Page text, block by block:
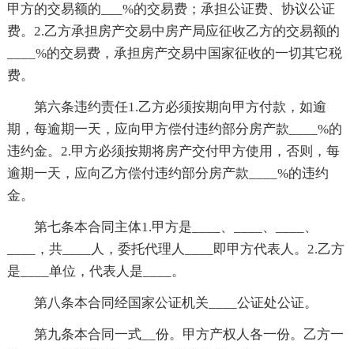
甲方的交易额的___%的交易费；承担公证费、协议公证
费。2.乙方承担房产交易中房产局应征收乙方的交易额的
____%的交易费，承担房产交易中国家征收的一切其它税
费。
第六条违约责任1.乙方必须按期向甲方付款，如逾
期，每逾期一天，应向甲方偿付违约部分房产款____%的
违约金。2.甲方必须按期将房产交付甲方使用，否则，每
逾期一天，应向乙方偿付违约部分房产款____%的违约
金。
第七条本合同主体1.甲方是____、____、____、
____，共____人，委托代理人____即甲方代表人。2.乙方
是____单位，代表人是____。
第八条本合同经国家公证机关____公证处公证。
第九条本合同一式__份。甲方产权人各一份。乙方一